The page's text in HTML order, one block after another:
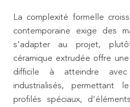
La complexité formelle
contemporaine exige des
s'adapter au projet,
céramique extrudée offre
difficile à atteindre avec
industrialisés, permettant
profilés spéciaux,